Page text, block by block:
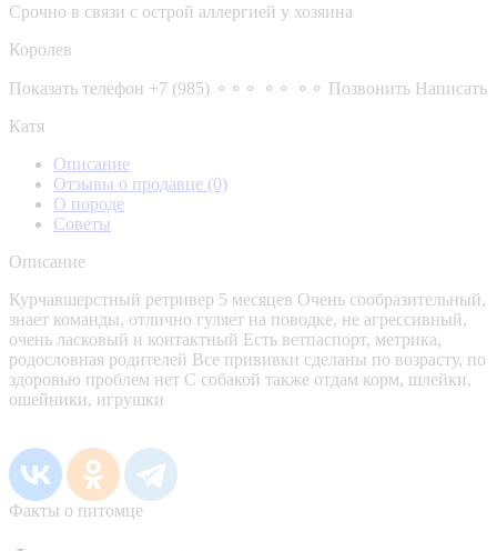
Срочно в связи с острой аллергией у хозяина
Королев
Показать телефон +7 (985) ⚬⚬⚬ ⚬⚬ ⚬⚬ Позвонить Написать
Катя
Описание
Отзывы о продавце (0)
О породе
Советы
Описание
Курчавшерстный ретривер 5 месяцев Очень сообразительный,
знает команды, отлично гуляет на поводке, не агрессивный,
очень ласковый и контактный Есть ветпаспорт, метрика,
родословная родителей Все прививки сделаны по возрасту, по
здоровью проблем нет С собакой также отдам корм, шлейки,
ошейники, игрушки
Факты о питомце